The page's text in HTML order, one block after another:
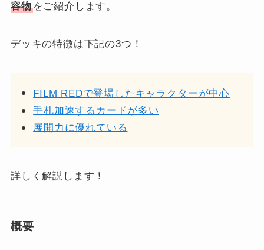
容物をご紹介します。
デッキの特徴は下記の3つ！
FILM REDで登場したキャラクターが中心
手札加速するカードが多い
展開力に優れている
詳しく解説します！
概要